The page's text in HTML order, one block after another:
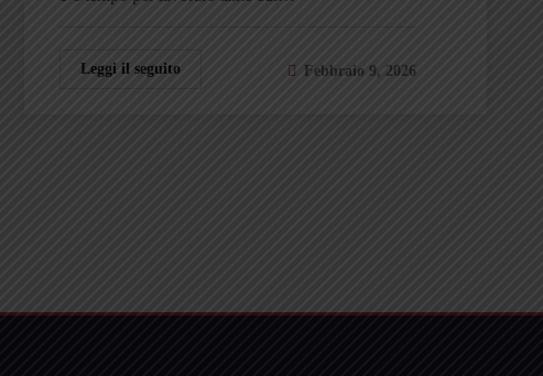
Leggi il seguito Febbraio 9, 2026